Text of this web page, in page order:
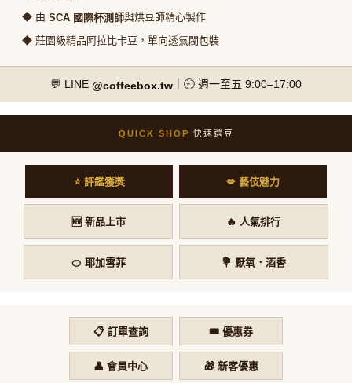
◆ 由 SCA 國際杯測師與烘豆師精心製作
◆ 莊園級精品阿拉比卡豆，單向透氣閥包裝
💬 LINE @coffeebox.tw ｜🕘 週一至五 9:00–17:00
QUICK SHOP 快速選豆
⭐ 評鑑獲獎 💋 藝伎魅力
🆕 新品上市 🔥 人氣排行
🍊 耶加雪菲 💐 厭氧．酒香
📋 訂單查詢 🎟️ 優惠券
👤 會員中心 🎁 新客優惠